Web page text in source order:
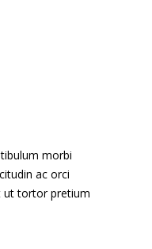
morbi
ac orci
ut tortor pretium